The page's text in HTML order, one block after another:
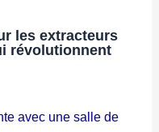
les extracteurs
révolutionnent